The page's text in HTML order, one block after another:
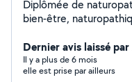
Diplômée de
bien-être,
physique, mentale et
naturelles et développement
aussi - Vous accompagner dans les déplacements et
Dernier avis laissé
Il y a plus de 6 mois
elle est prise par ailleurs